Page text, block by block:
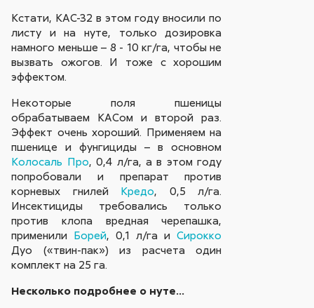
Кстати, КАС-32 в этом году вносили по
листу и на нуте, только дозировка
намного меньше – 8 - 10 кг/га, чтобы не
вызвать ожогов. И тоже с хорошим
эффектом.
Некоторые поля пшеницы
обрабатываем КАСом и второй раз.
Эффект очень хороший. Применяем на
пшенице и фунгициды – в основном
Колосаль Про, 0,4 л/га, а в этом году
попробовали и препарат против
корневых гнилей Кредо, 0,5 л/га.
Инсектициды требовались только
против клопа вредная черепашка,
применили Борей, 0,1 л/га иСирокко
Дуо («твин-пак») из расчета один
комплект на 25 га.
Несколько подробнее о нуте…